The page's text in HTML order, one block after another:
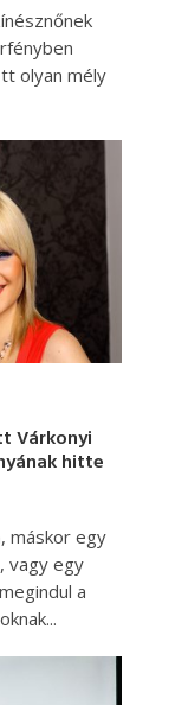
olyan mély
Várkonyi
hitte
máskor egy
vagy egy
a